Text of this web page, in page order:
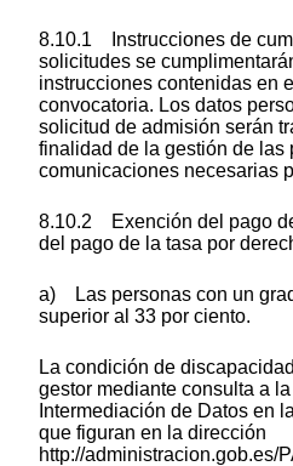
8.10.1 Instrucciones de
solicitudes se
instrucciones contenidas en
convocatoria. Los datos
solicitud de admisión serán
finalidad de la gestión de las
comunicaciones necesarias
8.10.2 Exención del pago
del pago de la tasa por
a) Las personas con un
superior al 33 por ciento.
La condición de
gestor mediante consulta a
Intermediación de Datos en
que figuran en la dirección
http://administracion.gob.es/